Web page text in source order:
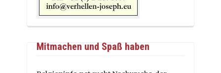
Mitmachen und Spaß haben